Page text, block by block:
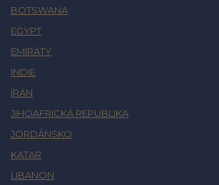
BOTSWANA
EGYPT
EMIRÁTY
INDIE
ÍRÁN
JIHOAFRICKÁ REPUBLIKA
JORDÁNSKO
KATAR
LIBANON